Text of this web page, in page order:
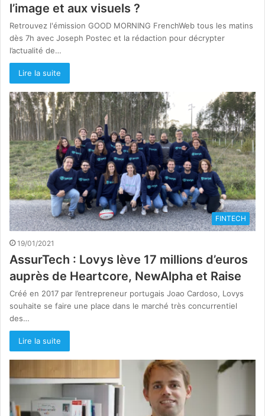
l’image et aux visuels ?
Retrouvez l'émission GOOD MORNING FrenchWeb tous les matins
dès 7h avec Joseph Postec et la rédaction pour décrypter
l’actualité de…
Lire la suite
FINTECH
19/01/2021
AssurTech : Lovys lève 17 millions d’euros
auprès de Heartcore, NewAlpha et Raise
Créé en 2017 par l’entrepreneur portugais Joao Cardoso, Lovys
souhaite se faire une place dans le marché très concurrentiel
des…
Lire la suite